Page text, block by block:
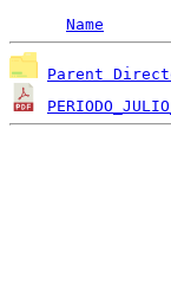
Name
Parent